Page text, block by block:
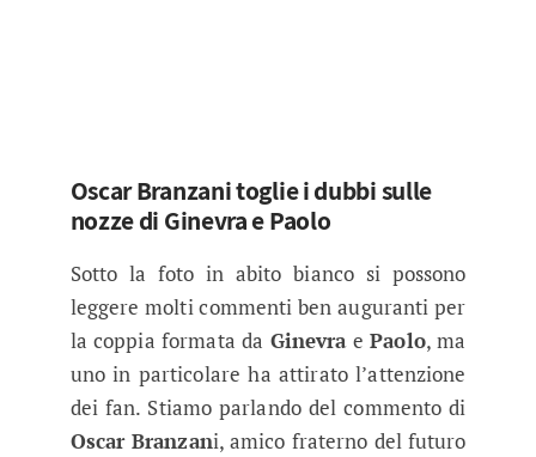
Oscar Branzani toglie i dubbi sulle
nozze di Ginevra e Paolo
Sotto la foto in abito bianco si possono
leggere molti commenti ben auguranti per
la coppia formata da GinevraePaolo, ma
uno in particolare ha attirato l’attenzione
dei fan. Stiamo parlando del commento di
Oscar Branzani, amico fraterno del futuro